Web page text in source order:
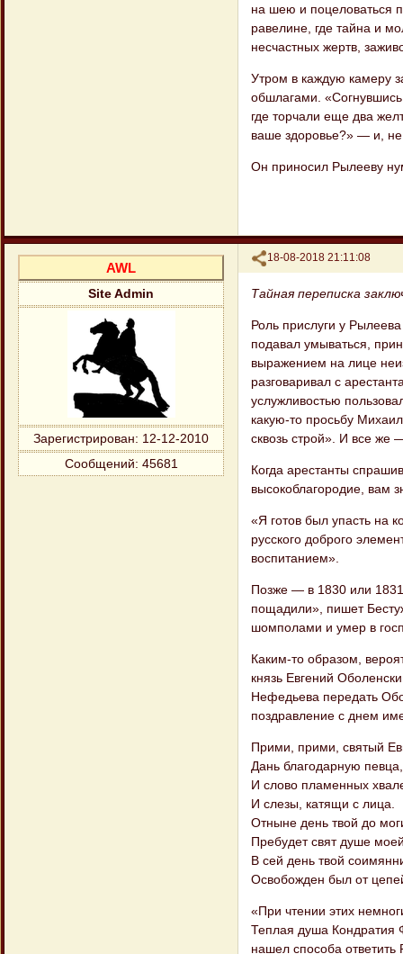
на шею и поцеловаться
равелине, где тайна и
несчастных жертв,
Утром в каждую камеру
обшлагами.
где торчали еще два
ваше здоровье?» — и, не
Он приносил Рылееву
Поделиться
18-08-2018 21:11:08
AWL
Site Admin
Зарегистрирован: 12-12-2010
Сообщений: 45681
Тайная переписка
Роль прислуги у
подавал умываться,
выражением на лице
разговаривал с
услужливостью
какую-то просьбу
сквозь строй». И все же
Когда арестанты
высокоблагородие, вам
«Я готов был упасть на
русского доброго
воспитанием».
Позже — в 1830 или 1831
пощадили», пишет
шомполами и умер в
Каким-то образом,
князь Евгений
Нефедьева передать
поздравление с днем
Прими, прими, святый
Дань благодарную певца,
И слово пламенных
И слезы, катящи с лица.
Отныне день твой до
Пребудет свят душе
В сей день твой
Освобожден был от
«При чтении этих
Теплая душа Кондратия
нашел способа ответить